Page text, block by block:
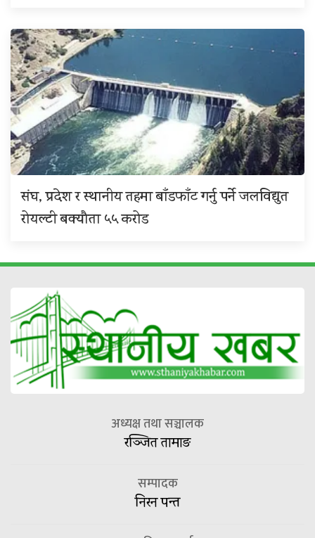
संघ, प्रदेश र स्थानीय तहमा बाँडफाँट गर्नु पर्ने जलविद्युत
रोयल्टी बक्यौता ५५ करोड
अध्यक्ष तथा सञ्चालक
रञ्जित तामाङ
सम्पादक
निरन पन्त